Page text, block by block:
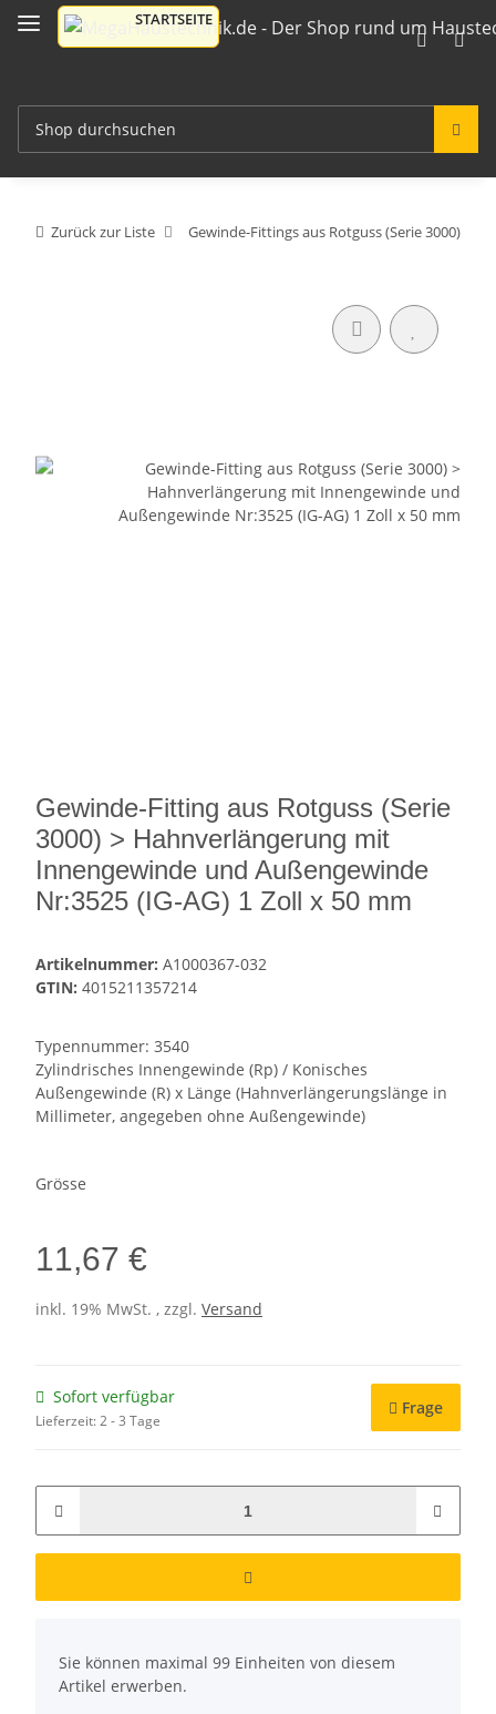
Zurück zur Liste Gewinde-Fittings aus Rotguss (Serie 3000)
Gewinde-Fitting aus Rotguss (Serie
3000) > Hahnverlängerung mit
Innengewinde und Außengewinde
Nr:3525 (IG-AG) 1 Zoll x 50 mm
Artikelnummer: A1000367-032
GTIN: 4015211357214
Typennummer: 3540
Zylindrisches Innengewinde (Rp) / Konisches
Außengewinde (R) x Länge (Hahnverlängerungslänge in
Millimeter, angegeben ohne Außengewinde)
Grösse
11,67 €
inkl. 19% MwSt. , zzgl. Versand
Sofort verfügbar
Lieferzeit:2 - 3 Tage
Frage
Sie können maximal 99 Einheiten von diesem
Artikel erwerben.